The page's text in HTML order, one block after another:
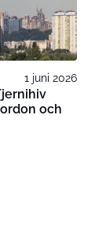
1 juni 2026
och